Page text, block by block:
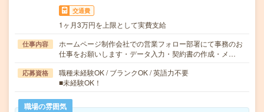
交通費
1ヶ月3万円を上限として実費支給
仕事内容
ホームページ制作会社での営業フォロー部署にて事務のお
仕事をお願いします・データ入力・契約書の作成・メ…
応募資格
職種未経験OK / ブランクOK / 英語力不要
■未経験OK！
職場の雰囲気